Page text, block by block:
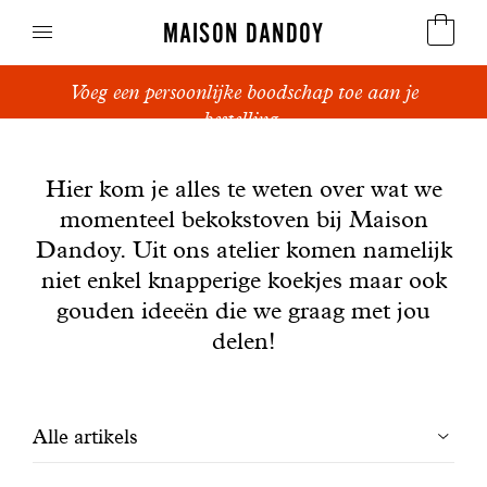
MAISON DANDOY
Speculoos
Suikerbrood en peperkoek
Cakes
Snoepgoed
Voeg een persoonlijke boodschap toe aan je
bestelling.
Hier kom je alles te weten over wat we
momenteel bekokstoven bij Maison
Dandoy. Uit ons atelier komen namelijk
niet enkel knapperige koekjes maar ook
gouden ideeën die we graag met jou
delen!
Filtrer
Alle artikels